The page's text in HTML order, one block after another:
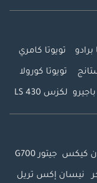
برادو تويوتا كامري
تويوتا كورولا
لكزس LS 430
كيكس جيتور G700
نيسان إكس تريل